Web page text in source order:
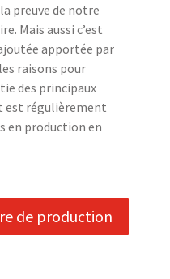
preuve de notre
Mais aussi c’est
apportée par
raisons pour
des principaux
est régulièrement
en production en
de production